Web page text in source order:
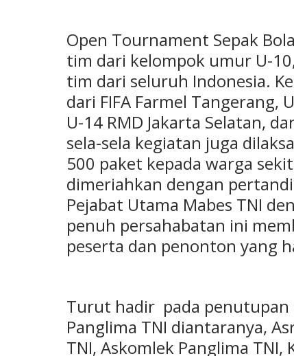
Open Tournament Sepak
tim dari kelompok umur U-
tim dari seluruh Indonesia.
dari FIFA Farmel Tangerang,
U-14 RMD Jakarta Selatan,
sela-sela kegiatan juga
500 paket kepada warga
dimeriahkan dengan
Pejabat Utama Mabes TNI
penuh persahabatan ini
peserta dan penonton yang
Turut hadir pada penutupan
Panglima TNI diantaranya,
TNI, Askomlek Panglima TNI,